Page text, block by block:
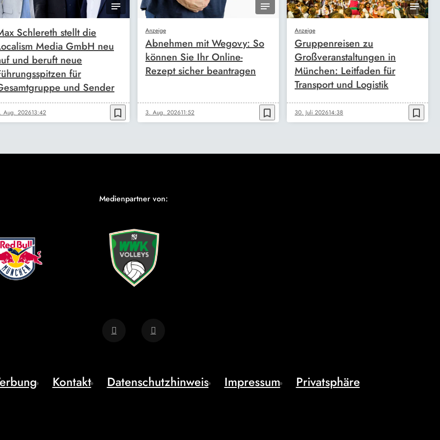
Schlereth stellt die
Media GmbH neu
und beruft neue
für
und Sender
Aug. 202613:42 bookmark_border
Anzeige
Abnehmen mit Wegovy: So
können Sie Ihr Online-
Rezept sicher beantragen
3. Aug. 202611:52 bookmark_border
Anzeige
Gruppenreisen zu
Großveranstaltungen in
München: Leitfaden für
Transport und Logistik
30. Juli 202614:38 bookmark_border
Medienpartner von:
Kontakt Datenschutzhinweis Impressum Privatsphäre